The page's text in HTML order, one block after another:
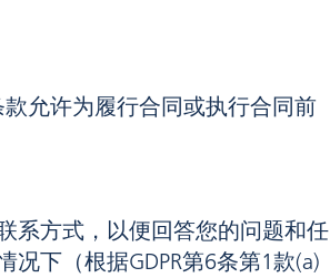
允许为履行合同或执行合同前
系方式，以便回答您的问题和任
下（根据GDPR第6条第1款(a)